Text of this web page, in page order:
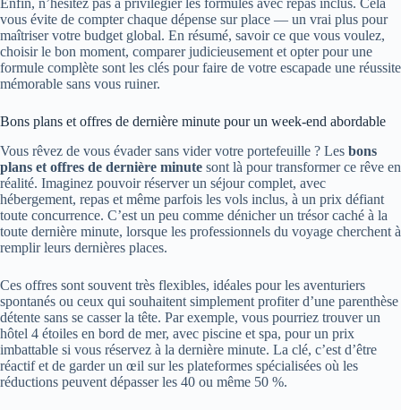
vous évite de compter chaque dépense sur place — un vrai plus pour
maîtriser votre budget global. En résumé, savoir ce que vous voulez,
choisir le bon moment, comparer judicieusement et opter pour une
formule complète sont les clés pour faire de votre escapade une réussite
mémorable sans vous ruiner.
Bons plans et offres de dernière minute pour un week-end abordable
Vous rêvez de vous évader sans vider votre portefeuille ? Les bons
plans et offres de dernière minute sont là pour transformer ce rêve en
réalité. Imaginez pouvoir réserver un séjour complet, avec
hébergement, repas et même parfois les vols inclus, à un prix défiant
toute concurrence. C’est un peu comme dénicher un trésor caché à la
toute dernière minute, lorsque les professionnels du voyage cherchent à
remplir leurs dernières places.
Ces offres sont souvent très flexibles, idéales pour les aventuriers
spontanés ou ceux qui souhaitent simplement profiter d’une parenthèse
détente sans se casser la tête. Par exemple, vous pourriez trouver un
hôtel 4 étoiles en bord de mer, avec piscine et spa, pour un prix
imbattable si vous réservez à la dernière minute. La clé, c’est d’être
réactif et de garder un œil sur les plateformes spécialisées où les
réductions peuvent dépasser les 40 ou même 50 %.